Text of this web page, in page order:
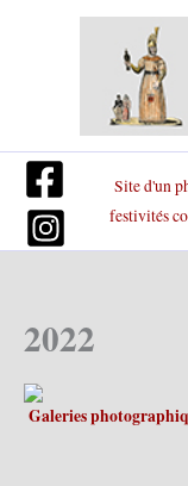
Site d'un
festivités
2022
Galeries